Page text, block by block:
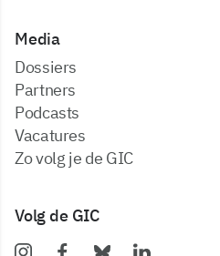
Media
dossiers
partners
podcasts
vacatures
zo volg je de GIC
Volg de GIC